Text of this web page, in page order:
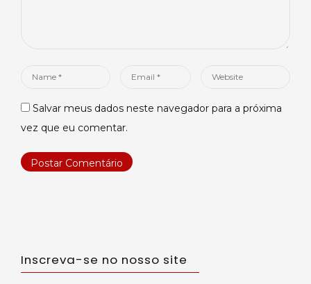
Name
Email
Website
Salvar meus dados neste navegador para a próxima
vez que eu comentar.
Inscreva-se no nosso site